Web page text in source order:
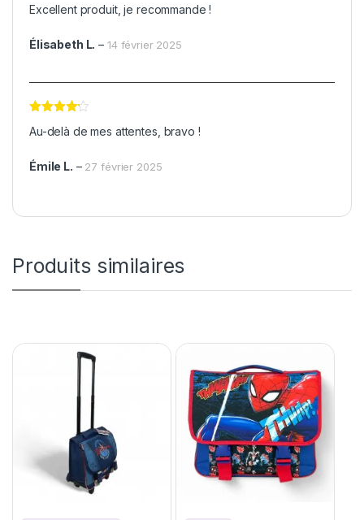
5
Excellent produit, je recommande !
Élisabeth L. – 14 février 2025
sur 5
Au-delà de mes attentes, bravo !
Émile L. – 27 février 2025
Produits similaires